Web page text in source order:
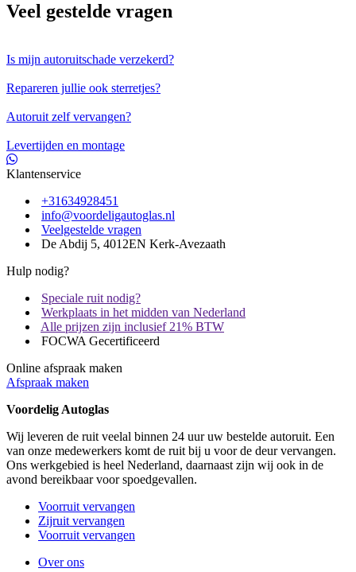
Veel gestelde vragen
Is mijn autoruitschade verzekerd?
Repareren jullie ook sterretjes?
Autoruit zelf vervangen?
Levertijden en montage
Klantenservice
+31634928451
info@voordeligautoglas.nl
Veelgestelde vragen
De Abdij 5, 4012EN Kerk-Avezaath
Hulp nodig?
Speciale ruit nodig?
Werkplaats in het midden van Nederland
Alle prijzen zijn inclusief 21% BTW
FOCWA Gecertificeerd
Online afspraak maken
Afspraak maken
Voordelig Autoglas
Wij leveren de ruit veelal binnen 24 uur uw bestelde autoruit. Een
van onze medewerkers komt de ruit bij u voor de deur vervangen.
Ons werkgebied is heel Nederland, daarnaast zijn wij ook in de
avond bereikbaar voor spoedgevallen.
Voorruit vervangen
Zijruit vervangen
Voorruit vervangen
Over ons